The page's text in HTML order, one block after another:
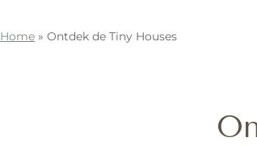
Home »Ontdek de Tiny Houses